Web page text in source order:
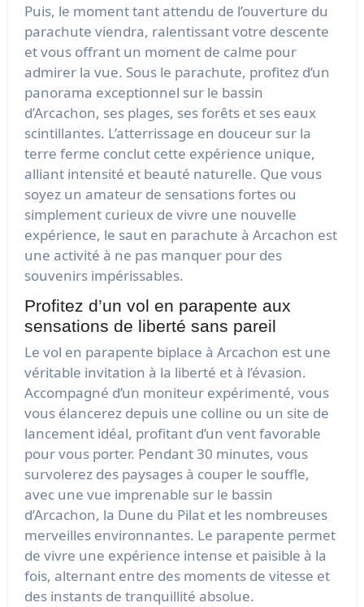
Puis, le moment tant attendu de l’ouverture du
parachute viendra, ralentissant votre descente
et vous offrant un moment de calme pour
admirer la vue. Sous le parachute, profitez d’un
panorama exceptionnel sur le bassin
d’Arcachon, ses plages, ses forêts et ses eaux
scintillantes. L’atterrissage en douceur sur la
terre ferme conclut cette expérience unique,
alliant intensité et beauté naturelle. Que vous
soyez un amateur de sensations fortes ou
simplement curieux de vivre une nouvelle
expérience, le saut en parachute à Arcachon est
une activité à ne pas manquer pour des
souvenirs impérissables.
Profitez d’un vol en parapente aux
sensations de liberté sans pareil
Le vol en parapente biplace à Arcachon est une
véritable invitation à la liberté et à l’évasion.
Accompagné d’un moniteur expérimenté, vous
vous élancerez depuis une colline ou un site de
lancement idéal, profitant d’un vent favorable
pour vous porter. Pendant 30 minutes, vous
survolerez des paysages à couper le souffle,
avec une vue imprenable sur le bassin
d’Arcachon, la Dune du Pilat et les nombreuses
merveilles environnantes. Le parapente permet
de vivre une expérience intense et paisible à la
fois, alternant entre des moments de vitesse et
des instants de tranquillité absolue.